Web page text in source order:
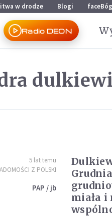
w drodze Blogi faceBóg
Radio DEON
5 lat temu
Z POLSKI
PAP / jb
miała